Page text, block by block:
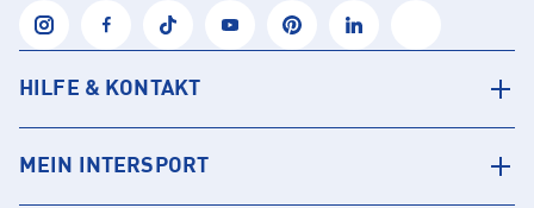
HILFE & KONTAKT
MEIN INTERSPORT